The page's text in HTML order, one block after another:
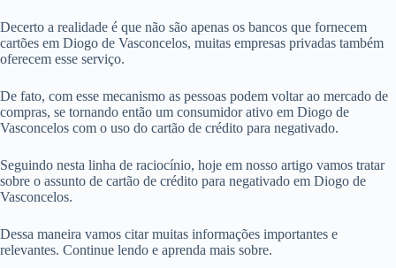
Decerto a realidade é que não são apenas os bancos que fornecem
cartões em Diogo de Vasconcelos, muitas empresas privadas também
oferecem esse serviço.
De fato, com esse mecanismo as pessoas podem voltar ao mercado de
compras, se tornando então um consumidor ativo em Diogo de
Vasconcelos com o uso do cartão de crédito para negativado.
Seguindo nesta linha de raciocínio, hoje em nosso artigo vamos tratar
sobre o assunto de cartão de crédito para negativado em Diogo de
Vasconcelos.
Dessa maneira vamos citar muitas informações importantes e
relevantes. Continue lendo e aprenda mais sobre.